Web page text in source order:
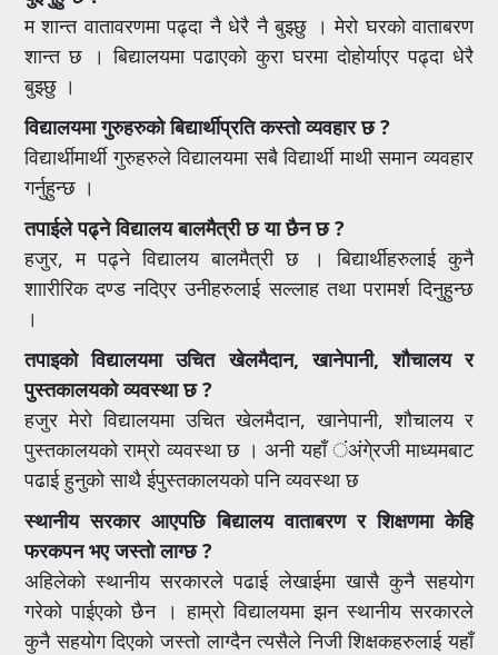
म शान्त वातावरणमा पढ्दा नै धेरै नै बुझ्छु । मेरो घरको वाताबरण
शान्त छ । बिद्यालयमा पढाएको कुरा घरमा दोहोर्याएर पढ्दा धेरै
बुझ्छु ।
विद्यालयमा गुरुहरुको बिद्यार्थीप्रति कस्तो व्यवहार छ ?
विद्यार्थीमार्थी गुरुहरुले विद्यालयमा सबै विद्यार्थी माथी समान व्यवहार
गर्नुहुन्छ ।
तपाईले पढ्ने विद्यालय बालमैत्री छ या छैन छ ?
हजुर, म पढ्ने विद्यालय बालमैत्री छ । बिद्यार्थीहरुलाई कुनै
शाारीरिक दण्ड नदिएर उनीहरुलाई सल्लाह तथा परामर्श दिनुहुन्छ
।
तपाइको विद्यालयमा उचित खेलमैदान, खानेपानी, शौचालय र
पुस्तकालयको व्यवस्था छ ?
हजुर मेरो विद्यालयमा उचित खेलमैदान, खानेपानी, शौचालय र
पुस्तकालयको राम्रो व्यवस्था छ । अनी यहाँ ंअंगे्रजी माध्यमबाट
पढाई हुनुको साथै ईपुस्तकालयको पनि व्यवस्था छ
स्थानीय सरकार आएपछि बिद्यालय वाताबरण र शिक्षणमा केहि
फरकपन भए जस्तो लाग्छ ?
अहिलेको स्थानीय सरकारले पढाई लेखाईमा खासै कुनै सहयोग
गरेको पाईएको छैन । हाम्रो विद्यालयमा झन स्थानीय सरकारले
कुनै सहयोग दिएको जस्तो लाग्दैन त्यसैले निजी शिक्षकहरुलाई यहाँ